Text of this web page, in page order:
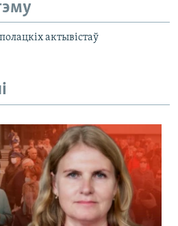
актывістаў